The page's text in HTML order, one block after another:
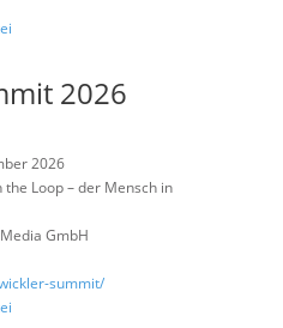
2026
2026
the Loop – der Mensch in
GmbH
summit/